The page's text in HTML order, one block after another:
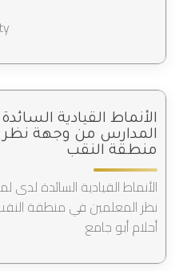
الأنماط القيادية
المدارس من وجهة نظر
منطقة النقب
الأنماط القيادية السائدة
نظر المعلمين في منطقة
أحلام أبو جامع